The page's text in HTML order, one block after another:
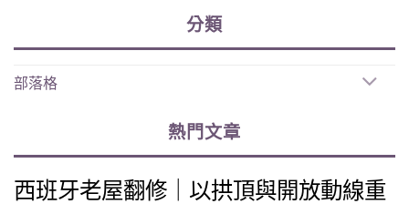
分類
部落格
熱門文章
西班牙老屋翻修｜以拱頂與開放動線重